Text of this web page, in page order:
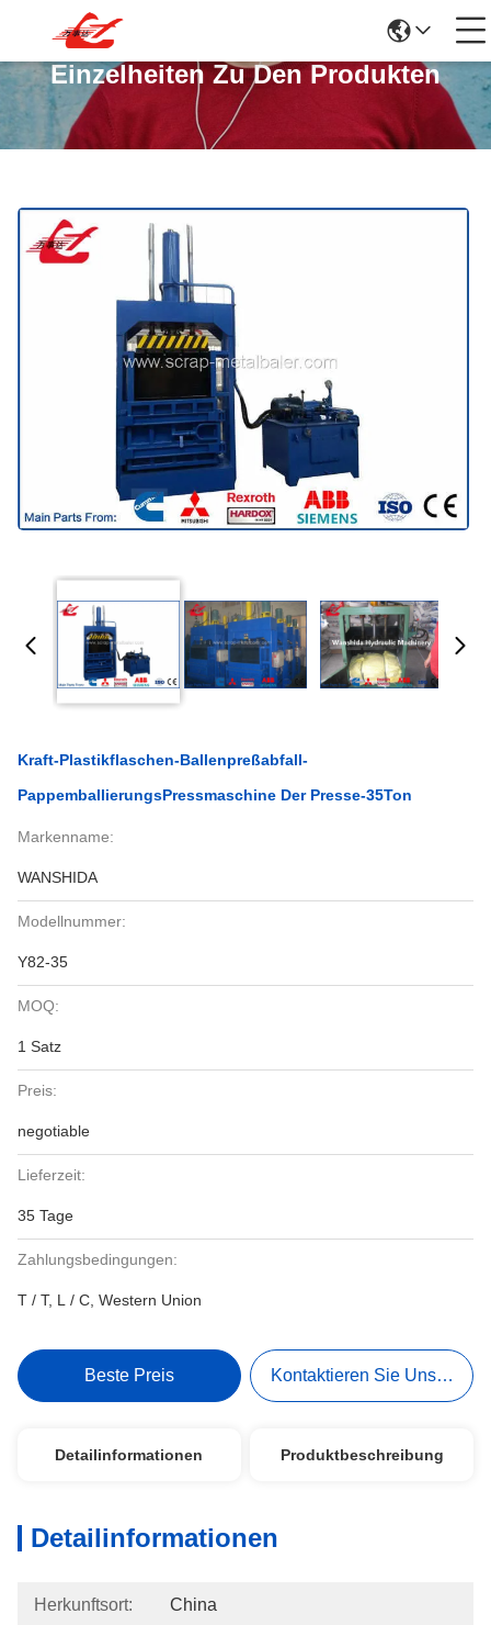
Einzelheiten Zu Den Produkten
Kraft-Plastikflaschen-Ballenpreßabfall-
PappemballierungsPressmaschine Der Presse-35Ton
Markenname:
WANSHIDA
Modellnummer:
Y82-35
MOQ:
1 Satz
Preis:
negotiable
Lieferzeit:
35 Tage
Zahlungsbedingungen:
T / T, L / C, Western Union
Beste Preis Kontaktieren Sie Uns Jetzt
Detailinformationen Produktbeschreibung
Detailinformationen
Herkunftsort: China